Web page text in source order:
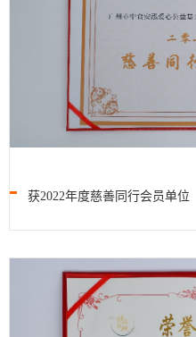
获2022年度慈善同行会员单位